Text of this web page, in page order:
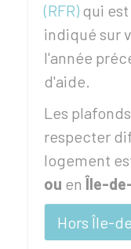
(RFR) qui
indiqué sur
l'année
d'aide.
Les
respecter
logement
ou enÎle-
Hors Île-